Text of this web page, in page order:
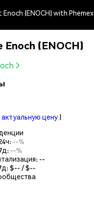
(ENOCH) with Phemex
Enoch (ENOCH)
цену )
--%
--%
--
$-- / $--